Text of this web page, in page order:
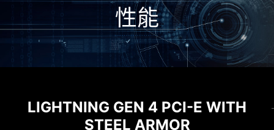
性能
LIGHTNING GEN 4 PCI-E WITH
STEEL ARMOR
搭載 SMT 插槽的 DDR5 記憶體支援
MSI CENTER